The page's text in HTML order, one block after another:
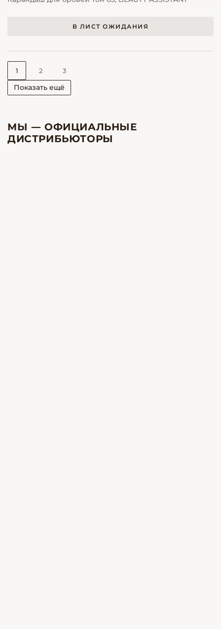
В ЛИСТ ОЖИДАНИЯ
Показать ещё
1 2 3
МЫ — ОФИЦИАЛЬНЫЕ
ДИСТРИБЬЮТОРЫ